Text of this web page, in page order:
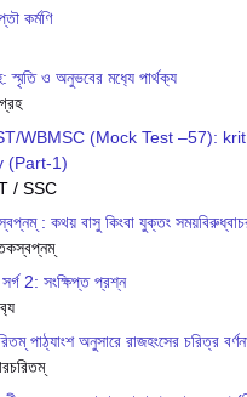
কর্মণি
স্মৃতি ও অনুভবের মধ‍্যে পার্থক‍্য
WBMSC (Mock Test –57): krit
(Part-1)
/ SSC
: কথয় বাসু কিংবা যুক্তং
সর্গ 2: সংক্ষিপ্ত প্রশ্ন
পাঠ্যাংশ অনুসারে রাজহংসের চরিত্র